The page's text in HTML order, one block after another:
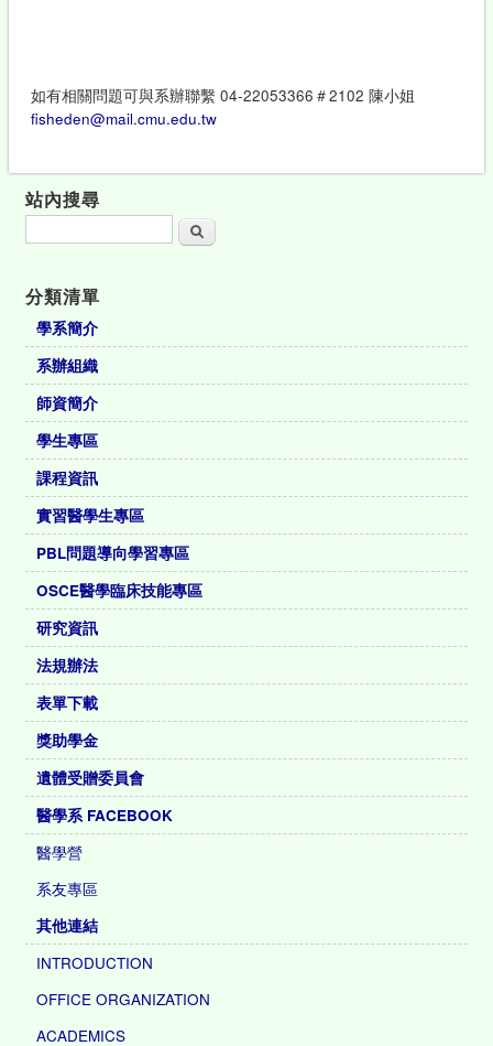
如有相關問題可與系辦聯繫 04-22053366＃2102 陳小姐
fisheden@mail.cmu.edu.tw
站內搜尋
搜尋
分類清單
學系簡介
系辦組織
師資簡介
學生專區
課程資訊
實習醫學生專區
PBL問題導向學習專區
OSCE醫學臨床技能專區
研究資訊
法規辦法
表單下載
獎助學金
遺體受贈委員會
醫學系 FACEBOOK
醫學營
系友專區
其他連結
INTRODUCTION
OFFICE ORGANIZATION
ACADEMICS